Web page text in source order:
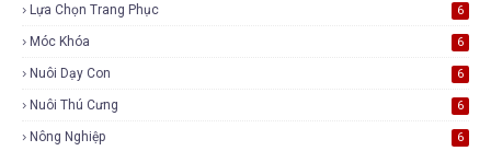
Lựa Chọn Trang Phục 6
Móc Khóa 6
Nuôi Dạy Con 6
Nuôi Thú Cưng 6
Nông Nghiệp 6